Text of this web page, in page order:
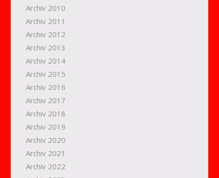
Archiv 2010
Archiv 2011
Archiv 2012
Archiv 2013
Archiv 2014
Archiv 2015
Archiv 2016
Archiv 2017
Archiv 2018
Archiv 2019
Archiv 2020
Archiv 2021
Archiv 2022